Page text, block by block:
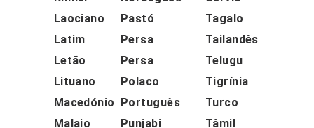
Laociano
Latim
Letão
Lituano
Macedónio
Malaio
Pastó
Persa
Persa
Polaco
Português
Punjabi
Tagalo
Tailandês
Telugu
Tigrínia
Turco
Tâmil